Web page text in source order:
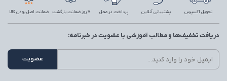
تحویل اکسپرس پشتیبانی آنلاین پرداخت در محل 7 روز ضمانت بازگشت ضمانت اصل بودن کالا
دریافت تخفیف‌ها و مطالب آموزشی با عضویت در خبرنامه: